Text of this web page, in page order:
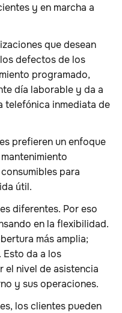
y en marcha a
que desean
defectos de los
programado,
día laborable y da a
telefónica inmediata de
prefieren un enfoque
para
útil.
diferentes. Por eso
en la flexibilidad.
más amplia;
Esto da a los
el nivel de asistencia
y sus operaciones.
los clientes pueden